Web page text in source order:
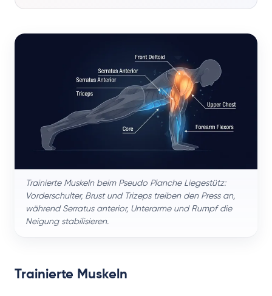
Trainierte Muskeln beim Pseudo Planche Liegestütz:
Vorderschulter, Brust und Trizeps treiben den Press an,
während Serratus anterior, Unterarme und Rumpf die
Neigung stabilisieren.
Trainierte Muskeln